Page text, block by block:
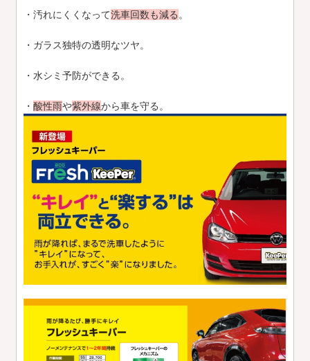
・汚れにくくなって洗車回数も減る 。
・ガラス独特の透明なツヤ。
・水シミ予防ができる。
・酸性雨や紫外線から車を守る。